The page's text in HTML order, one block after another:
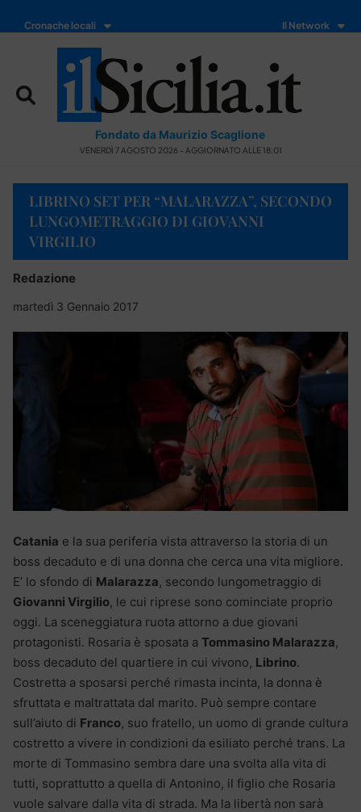
Cronache locali Il Network
Fondato da Maurizio Scaglione
VENERDÌ 7 AGOSTO 2026 - AGGIORNATO ALLE 18:01
LIBRINO SET PER “MALARAZZA”, SECONDO
LUNGOMETRAGGIO DI GIOVANNI
VIRGILIO
Redazione
martedì 3 Gennaio 2017
Catania e la sua periferia vista attraverso la storia di un
boss decaduto e di una donna che cerca una vita migliore.
E’ lo sfondo di Malarazza, secondo lungometraggio di
Giovanni Virgilio, le cui riprese sono cominciate proprio
oggi. La sceneggiatura ruota attorno a due giovani
protagonisti. Rosaria è sposata a Tommasino Malarazza,
boss decaduto del quartiere in cui vivono, Librino.
Costretta a sposarsi perché rimasta incinta, la donna è
sfruttata e maltrattata dal marito. Può sempre contare
sull’aiuto di Franco, suo fratello, un uomo di grande cultura
costretto a vivere in condizioni da esiliato perché trans. La
morte di Tommasino sembra dare una svolta alla vita di
tutti, soprattutto a quella di Antonino, il figlio che Rosaria
vuole salvare dalla vita di strada. Ma la libertà non sarà